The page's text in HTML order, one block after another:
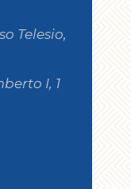
Telesio,
I, 1